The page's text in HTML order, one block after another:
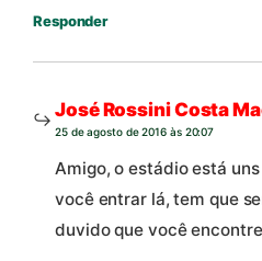
Responder
José Rossini Costa
25 de agosto de 2016 às 20:07
Amigo, o estádio está
você entrar lá, tem que
duvido que você